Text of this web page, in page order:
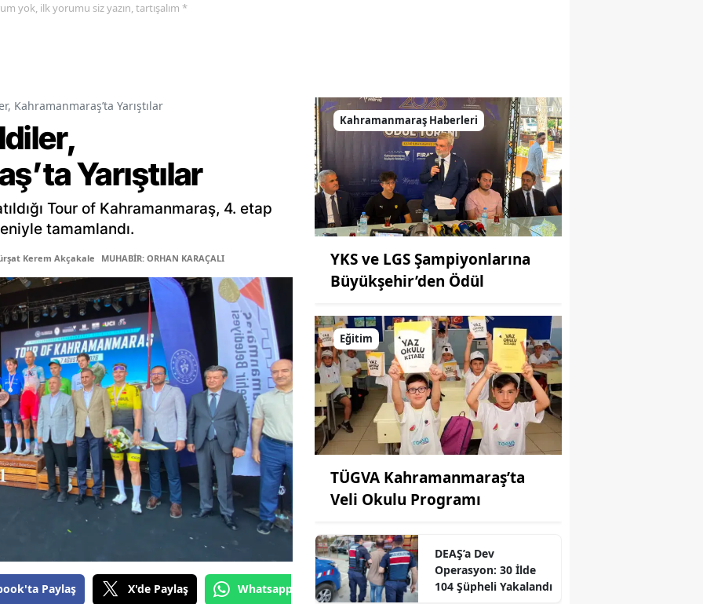
yok, ilk yorumu siz yazın, tartışalım *
Kahramanmaraş’ta Yarıştılar
Yarıştılar
Tour of Kahramanmaraş, 4. etap
tamamlandı.
Kerem Akçakale MUHABİR: ORHAN KARAÇALI
Paylaş X'de Paylaş Whatsapp'tan Gönder
Kahramanmaraş Haberleri
YKS ve LGS Şampiyonlarına
Büyükşehir’den Ödül
Eğitim
TÜGVA Kahramanmaraş’ta
Veli Okulu Programı
DEAŞ’a Dev
Operasyon: 30 İlde
104 Şüpheli Yakalandı